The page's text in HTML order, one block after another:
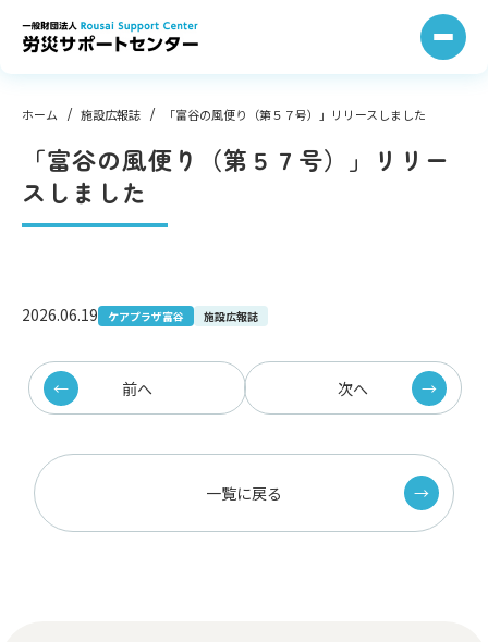
ホーム 施設広報誌 「富谷の風便り（第５７号）」リリースしました
「富谷の風便り（第５７号）」リリー
スしました
2026.06.19 ケアプラザ富谷 施設広報誌
前へ 次へ
一覧に戻る